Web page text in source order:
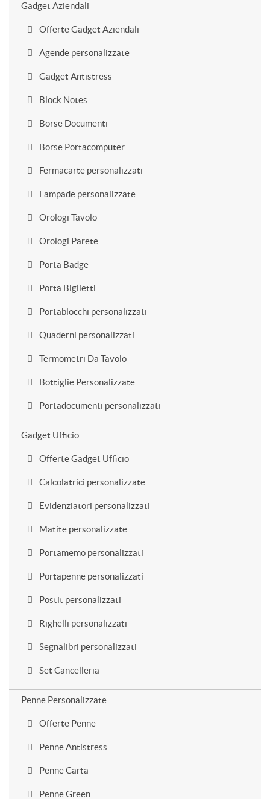
Gadget Aziendali
Offerte Gadget Aziendali
Agende personalizzate
Gadget Antistress
Block Notes
Borse Documenti
Borse Portacomputer
Fermacarte personalizzati
Lampade personalizzate
Orologi Tavolo
Orologi Parete
Porta Badge
Porta Biglietti
Portablocchi personalizzati
Quaderni personalizzati
Termometri Da Tavolo
Bottiglie Personalizzate
Portadocumenti personalizzati
Gadget Ufficio
Offerte Gadget Ufficio
Calcolatrici personalizzate
Evidenziatori personalizzati
Matite personalizzate
Portamemo personalizzati
Portapenne personalizzati
Postit personalizzati
Righelli personalizzati
Segnalibri personalizzati
Set Cancelleria
Penne Personalizzate
Offerte Penne
Penne Antistress
Penne Carta
Penne Green